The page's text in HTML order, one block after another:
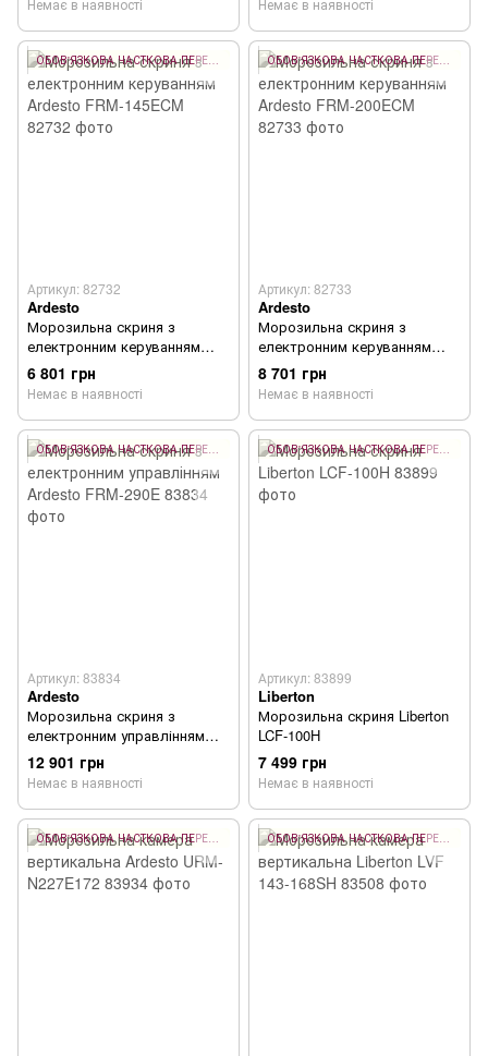
ОБОВ'ЯЗКОВА ЧАСТКОВА ПЕРЕДОПЛАТА 10%
Артикул: 82732
Ardesto
Морозильна скриня з
електронним керуванням
Ardesto FRM-145ECM
6 801 грн
Немає в наявності
ОБОВ'ЯЗКОВА ЧАСТКОВА ПЕРЕДОПЛАТА 10%
Артикул: 82733
Ardesto
Морозильна скриня з
електронним керуванням
Ardesto FRM-200ECM
8 701 грн
Немає в наявності
ОБОВ'ЯЗКОВА ЧАСТКОВА ПЕРЕДОПЛАТА 10%
Артикул: 83834
Ardesto
Морозильна скриня з
електронним управлінням
Ardesto FRM-290E
12 901 грн
Немає в наявності
ОБОВ'ЯЗКОВА ЧАСТКОВА ПЕРЕДОПЛАТА 10%
Артикул: 83899
Liberton
Морозильна скриня Liberton
LCF-100H
7 499 грн
Немає в наявності
ОБОВ'ЯЗКОВА ЧАСТКОВА ПЕРЕДОПЛАТА 10% ОБОВ'ЯЗКОВА ЧАСТКОВА ПЕРЕДОПЛАТА 10%